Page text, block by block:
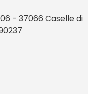
- 37066 Caselle di